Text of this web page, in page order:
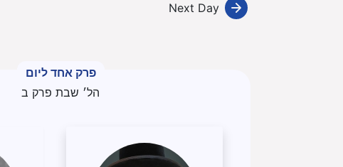
Next Day
פרק אחד ליום
הל׳ שבת פרק ב